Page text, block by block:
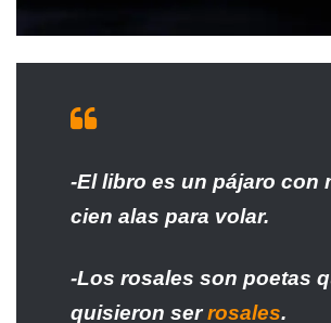
-El libro es un pájaro con
cien alas para volar.
-Los rosales son poetas
quisieron serrosales.